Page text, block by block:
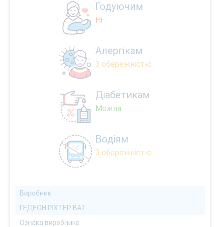
Годуючим
Ні
Алергікам
З обережністю
Діабетикам
Можна
Водіям
З обережністю
Виробник
ГЕДЕОН РІХТЕР ВАТ
Ознака виробника